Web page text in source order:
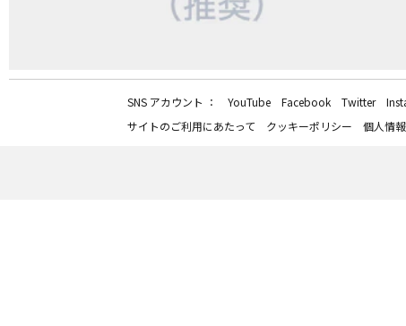
SNS アカウント ： YouTube Facebook Twitter
サイトのご利用にあたって
クッキーポリシー 個人情